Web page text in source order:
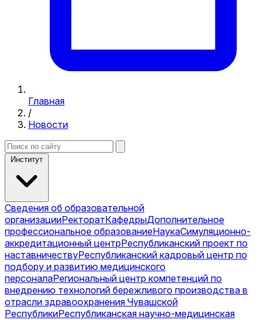
Главная
/
Новости
Институт
Сведения об образовательной
организацииРекторатКафедрыДополнительное
профессиональное образованиеНаукаСимуляционно-
аккредитационный центрРеспубликанский проект по
наставничествуРеспубликанский кадровый центр по
подбору и развитию медицинского
персоналаРегиональный центр компетенций по
внедрению технологий бережливого производства в
отрасли здравоохранения Чувашской
РеспубликиРеспубликанская научно-медицинская